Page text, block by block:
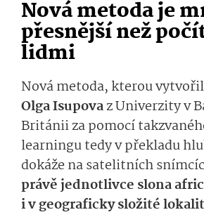
Nová metoda je
přesnější než
lidmi
Nová metoda, kterou
Olga Isupovaz Univerzity v
Británii za pomocí
learningu tedy v překladu
dokáže na satelitních
právě jednotlivce slona
i v geograficky složité